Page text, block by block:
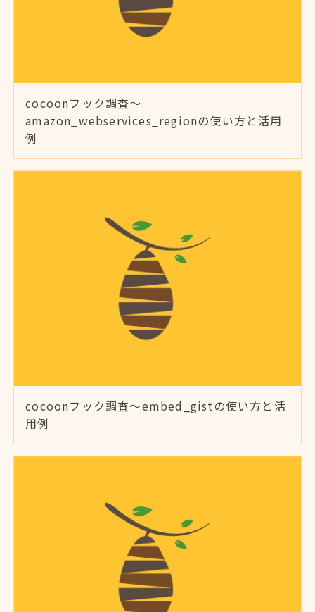
cocoonフック調査～
amazon_webservices_regionの使い方と活用
例
cocoonフック調査～embed_gistの使い方と活
用例